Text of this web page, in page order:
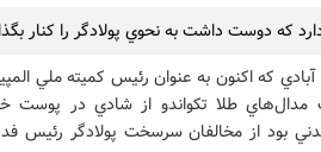
که دوست داشت به نحوي پولادگر را کنار
که اکنون به عنوان رئيس کميته ملي
طلا تکواندو از شادي در پوست
بود از مخالفان سرسخت پولادگر رئيس